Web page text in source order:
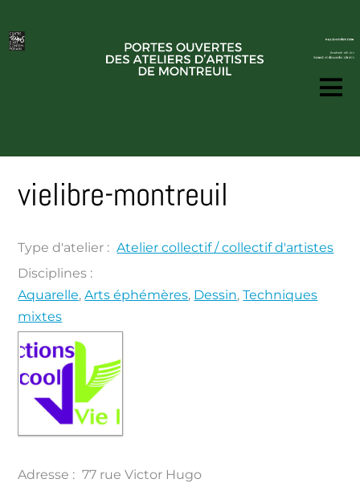
vielibre-montreuil
Type d'atelier : Atelier collectif / collectif d'artistes
Disciplines :
Aquarelle,Arts éphémères, Dessin,Techniques
mixtes
Adresse : 77 rue Victor Hugo